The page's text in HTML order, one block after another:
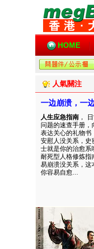
HOME
人氣關注
一边崩溃，一
人生应急指南 ，
问题的速查手册，
表达关心的礼物书
安慰人没关系，史
士就是你的治愈系
耐死型人格修炼指
易崩溃没关系，这
你容易自愈...